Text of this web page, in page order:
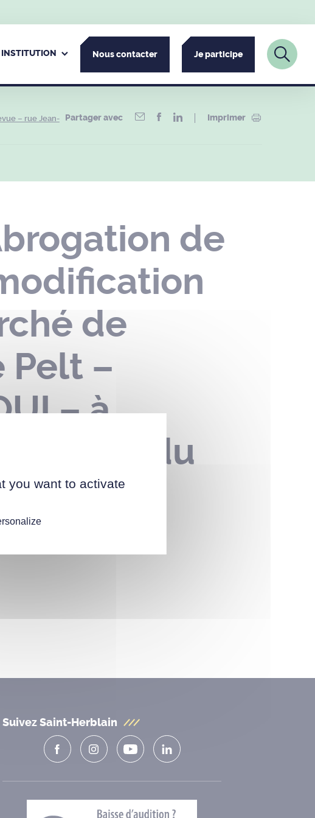
INSTITUTION Nous contacter Je participe
– rue Jean-
Partager avec Imprimer
de
de
Pelt –
– à
du
Suivez Saint-Herblain
you want to activate